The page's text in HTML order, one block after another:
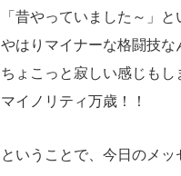
「昔やっていました～」
やはりマイナーな格闘技な
ちょこっと寂しい感じもし
マイノリティ万歳！！
ということで、今日のメ